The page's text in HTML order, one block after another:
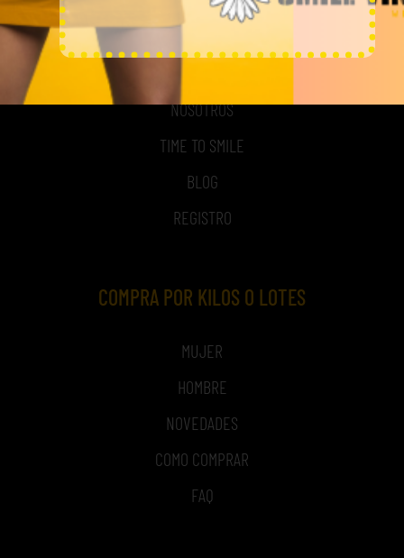
MI CUENTA
NOSOTROS
TIME TO SMILE
BLOG
REGISTRO
COMPRA POR KILOS O LOTES
MUJER
HOMBRE
NOVEDADES
COMO COMPRAR
FAQ